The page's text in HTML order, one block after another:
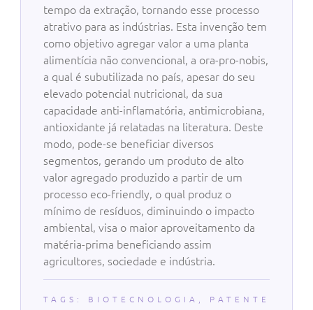
tempo da extração, tornando esse processo
atrativo para as indústrias. Esta invenção tem
como objetivo agregar valor a uma planta
alimentícia não convencional, a ora-pro-nobis,
a qual é subutilizada no país, apesar do seu
elevado potencial nutricional, da sua
capacidade anti-inflamatória, antimicrobiana,
antioxidante já relatadas na literatura. Deste
modo, pode-se beneficiar diversos
segmentos, gerando um produto de alto
valor agregado produzido a partir de um
processo eco-friendly, o qual produz o
mínimo de resíduos, diminuindo o impacto
ambiental, visa o maior aproveitamento da
matéria-prima beneficiando assim
agricultores, sociedade e indústria.
TAGS: BIOTECNOLOGIA
PATENTE